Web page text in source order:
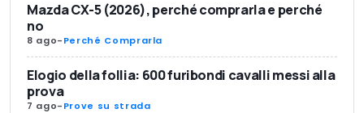
Mazda CX-5 (2026), perché comprarla e perché
no
8 ago-Perché Comprarla
Elogio della follia: 600 furibondi cavalli messi alla
prova
7 ago-Prove su strada